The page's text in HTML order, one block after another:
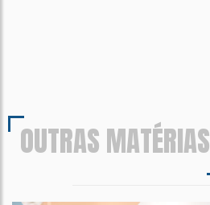
OUTRAS MATÉRIAS